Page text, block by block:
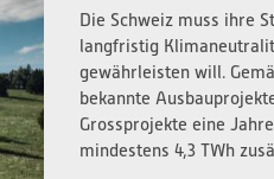
Die Schweiz muss ihre
langfristig
gewährleisten will.
bekannte
Grossprojekte eine
mindestens 4,3 TWh